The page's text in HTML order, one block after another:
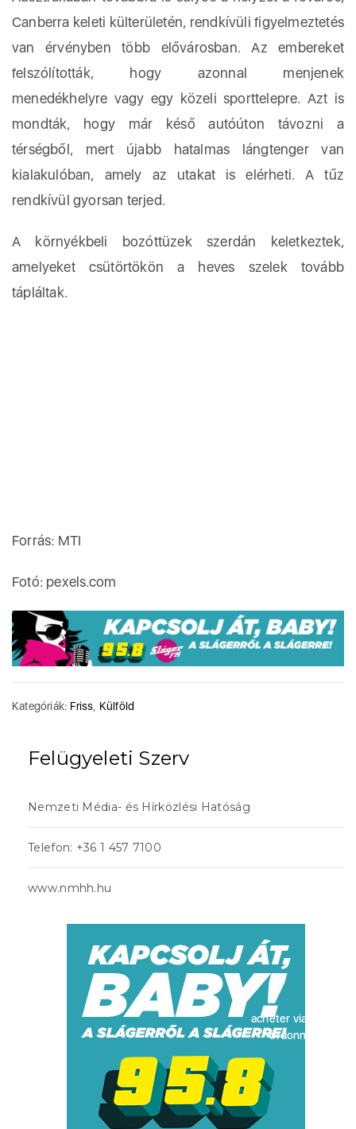
Canberra keleti külterületén, rendkívüli figyelmeztetés
van érvényben több elővárosban. Az embereket
felszólították, hogy azonnal menjenek
menedékhelyre vagy egy közeli sporttelepre. Azt is
mondták, hogy már késő autóúton távozni a
térségből, mert újabb hatalmas lángtenger van
kialakulóban, amely az utakat is elérheti. A tűz
rendkívül gyorsan terjed.
A környékbeli bozóttüzek szerdán keletkeztek,
amelyeket csütörtökön a heves szelek tovább
tápláltak.
Forrás: MTI
Fotó: pexels.com
Kategóriák: Friss Külföld
Felügyeleti Szerv
Nemzeti Média- és Hírközlési Hatóság
Telefon: +36 1 457 7100
www.nmhh.hu
acheter viagra sans
ordonnance